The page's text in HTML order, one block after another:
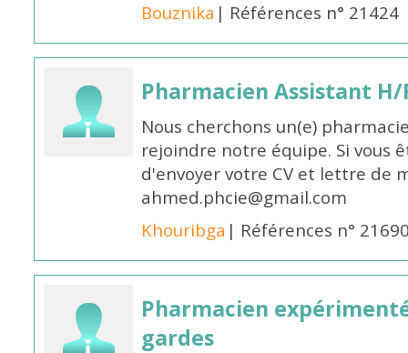
Bouznika | Références n° 21424
Pharmacien Assistant
Nous cherchons un(e)
rejoindre notre équipe. Si vous
d'envoyer votre CV et lettre de
ahmed.phcie@gmail.com
Khouribga | Références n°
Pharmacien
gardes